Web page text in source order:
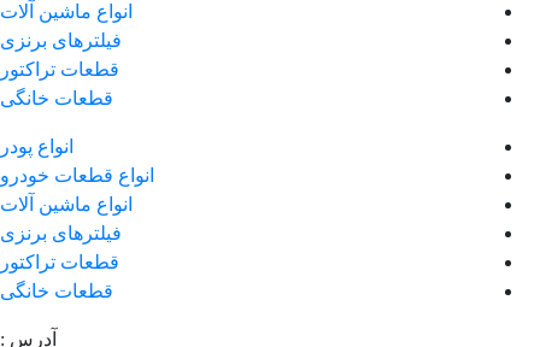
انواع ماشین آلات
فیلترهای برنزی
قطعات تراکتور
قطعات خانگی
انواع پودر
انواع قطعات خودرو
انواع ماشین آلات
فیلترهای برنزی
قطعات تراکتور
قطعات خانگی
آدرس :